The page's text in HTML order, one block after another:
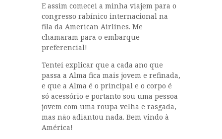
E assim comecei a minha viajem para o
congresso rabínico internacional na
fila da American Airlines. Me
chamaram para o embarque
preferencial!
Tentei explicar que a cada ano que
passa a Alma fica mais jovem e refinada,
e que a Alma é o principal e o corpo é
só acessório e portanto sou uma pessoa
jovem com uma roupa velha e rasgada,
mas não adiantou nada. Bem vindo à
América!